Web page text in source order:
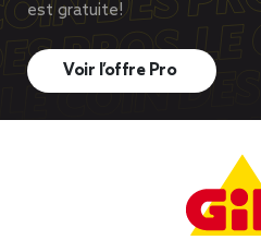
est gratuite!
Voir l’offre Pro